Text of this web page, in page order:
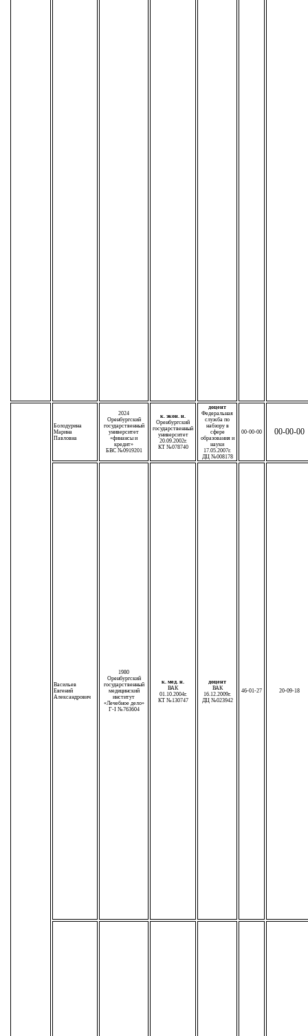
Болодурина
Марина
Павловна
2024
Оренбургский
государственный
университет
«финансы и
кредит»
БВС №0919201
к. экон. н.
Оренбургский
государственный
университет
20.09.2002г.
КТ №078740
доцент
Федеральная
служба по
набзору в
сфере
образования и
науки
17.05.2007г.
ДЦ №008178
00-00-00 00-00-00
Васильев
Евгений
Александрович
1980
Оренбургский
государственный
медицинский
институт
«Лечебное дело»
Г-I №763604
к. мед. н.
ВАК
01.10.2004г.
КТ №130747
доцент
ВАК
16.12.2009г.
ДЦ №023942
46-01-27 20-09-18